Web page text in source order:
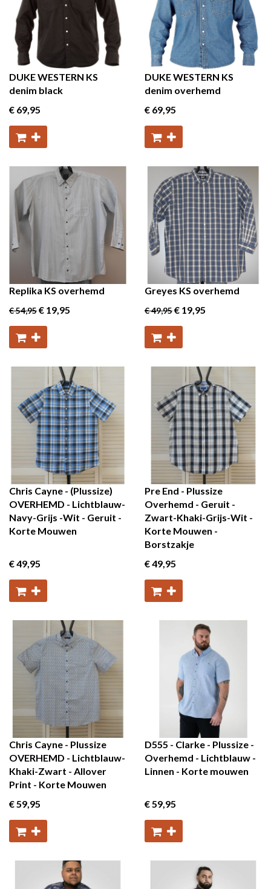
DUKE WESTERN KS
denim black
€ 69,95
DUKE WESTERN KS
denim overhemd
€ 69,95
Replika KS overhemd
€ 54,95€ 19,95
Greyes KS overhemd
€ 49,95€ 19,95
Chris Cayne - (Plussize)
OVERHEMD - Lichtblauw-
Navy-Grijs -Wit - Geruit -
Korte Mouwen
€ 49,95
Pre End - Plussize
Overhemd - Geruit -
Zwart-Khaki-Grijs-Wit -
Korte Mouwen -
Borstzakje
€ 49,95
Chris Cayne - Plussize
OVERHEMD - Lichtblauw-
Khaki-Zwart - Allover
Print - Korte Mouwen
€ 59,95
D555 - Clarke - Plussize -
Overhemd - Lichtblauw -
Linnen - Korte mouwen
€ 59,95